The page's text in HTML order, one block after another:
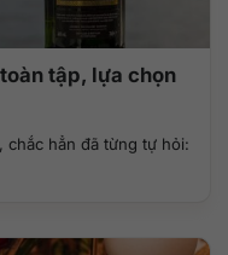
tập, lựa chọn
chắc hẳn đã từng tự hỏi: